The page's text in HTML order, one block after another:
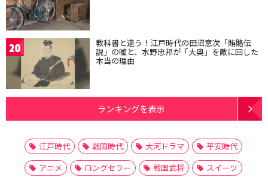
20 教科書と違う！江戸時代の田沼意次「賄賂伝
説」の嘘と、水野忠邦が「大奥」を敵に回した
本当の理由
ランキングを表示
江戸時代 戦国時代 大河ドラマ
平安時代
アニメ
ロングセラー 戦国武将
スイーツ